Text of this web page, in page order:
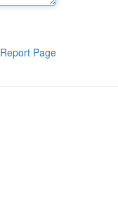
Report Page